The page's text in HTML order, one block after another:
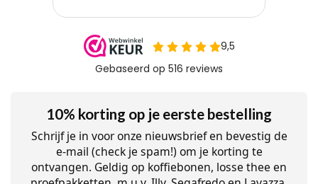
10% korting op je eerste bestelling
Schrijf je in voor onze nieuwsbrief en bevestig de
e-mail (check je spam!) om je korting te
ontvangen. Geldig op koffiebonen, losse thee en